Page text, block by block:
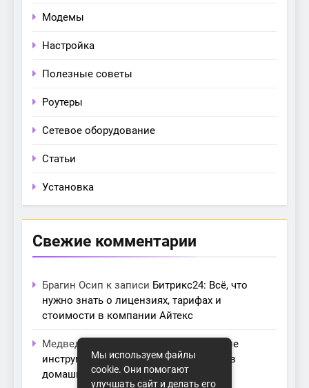
Модемы
Настройка
Полезные советы
Роутеры
Сетевое оборудование
Статьи
Установка
Свежие комментарии
Брагин Осип к записи Битрикс24: Всё, что
нужно знать о лицензиях, тарифах и
стоимости в компании Айтекс
Медведева Амалия
Основные
инструменты для создания серверов в
домашних условиях
Мы используем файлы
cookie. Они помогают
улучшать сайт и делать его